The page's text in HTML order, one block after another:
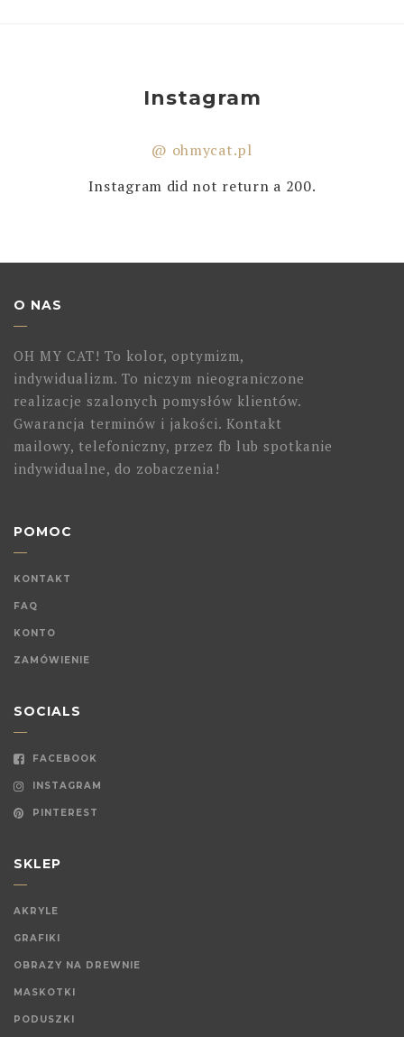
Instagram
@ ohmycat.pl
Instagram did not return a 200.
O NAS
OH MY CAT! To kolor, optymizm,
indywidualizm. To niczym nieograniczone
realizacje szalonych pomysłów klientów.
Gwarancja terminów i jakości. Kontakt
mailowy, telefoniczny, przez fb lub spotkanie
indywidualne, do zobaczenia!
POMOC
KONTAKT
FAQ
KONTO
ZAMÓWIENIE
SOCIALS
FACEBOOK
INSTAGRAM
PINTEREST
SKLEP
AKRYLE
GRAFIKI
OBRAZY NA DREWNIE
MASKOTKI
PODUSZKI